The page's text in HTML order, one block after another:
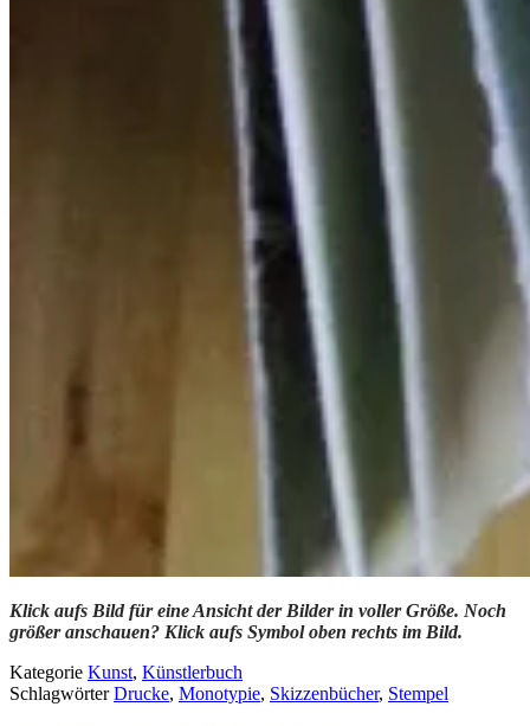
Klick aufs Bild für eine Ansicht der Bilder in voller Größe. Noch
größer anschauen? Klick aufs Symbol oben rechts im Bild.
Kategorie Kunst, Künstlerbuch
SchlagwörterDrucke, Monotypie, Skizzenbücher, Stempel